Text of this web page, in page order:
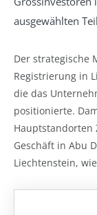
ausgewählten
Der strategische
Registrierung in
die das
positionierte.
Hauptstandorten
Geschäft in Abu
Liechtenstein,